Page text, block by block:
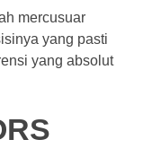
mercusuar
yang pasti
yang absolut